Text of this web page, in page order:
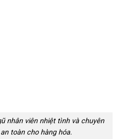
nhân viên nhiệt tình và chuyên
toàn cho hàng hóa.